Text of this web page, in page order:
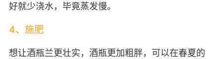
好就少浇水，毕竟蒸发慢。
4、施肥
想让酒瓶兰更壮实，酒瓶更加粗胖，可以在春夏的